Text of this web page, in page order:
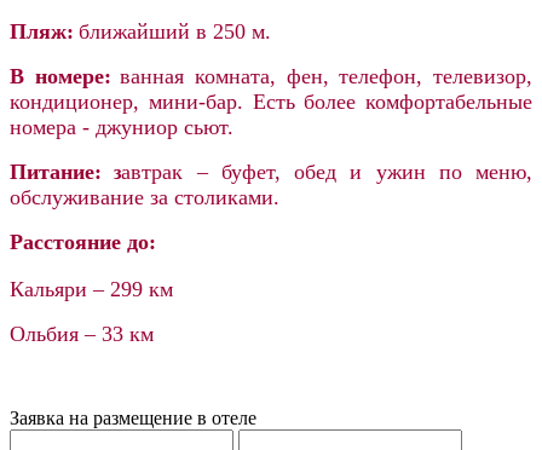
Пляж: ближайший в 250 м.
В номере: ванная комната, фен, телефон, телевизор,
кондиционер, мини-бар. Есть более комфортабельные
номера - джуниор сьют.
Питание:
завтрак – буфет, обед и ужин по меню,
обслуживание за столиками.
Расстояние до:
Кальяри – 299 км
Ольбия – 33 км
Заявка на размещение в отеле